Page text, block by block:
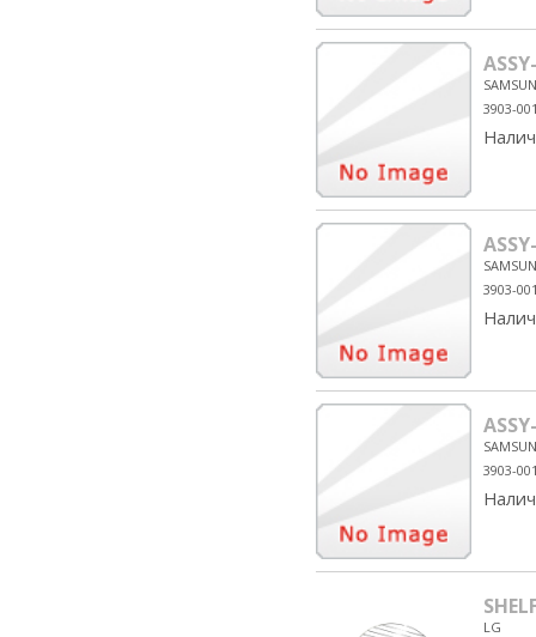
3903-
3903-
3903-
LG